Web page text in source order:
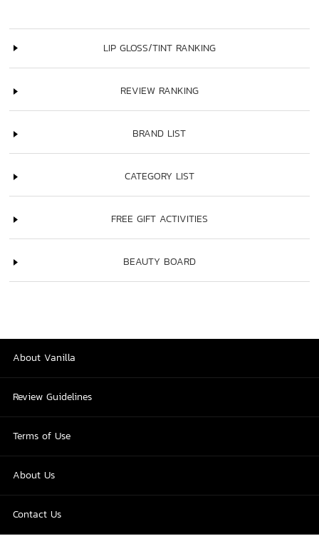
LIP GLOSS/TINT RANKING
REVIEW RANKING
BRAND LIST
CATEGORY LIST
FREE GIFT ACTIVITIES
BEAUTY BOARD
About Vanilla
Review Guidelines
Terms of Use
About Us
Contact Us